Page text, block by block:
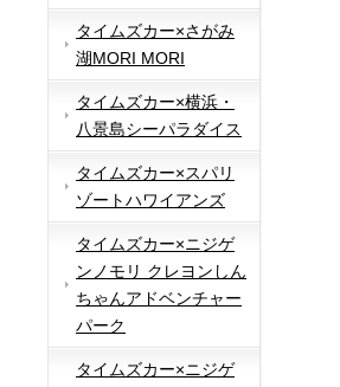
タイムズカー×さがみ
湖MORI MORI
タイムズカー×横浜・
八景島シーパラダイス
タイムズカー×スパリ
ゾートハワイアンズ
タイムズカー×ニジゲ
ンノモリ クレヨンしん
ちゃんアドベンチャー
パーク
タイムズカー×ニジゲ